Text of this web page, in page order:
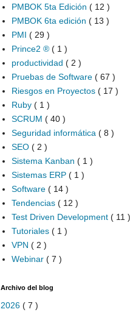
PMBOK 5ta Edición ( 12 )
PMBOK 6ta edición ( 13 )
PMI ( 29 )
Prince2 ® ( 1 )
productividad ( 2 )
Pruebas de Software ( 67 )
Riesgos en Proyectos ( 17 )
Ruby ( 1 )
SCRUM ( 40 )
Seguridad informática ( 8 )
SEO ( 2 )
Sistema Kanban ( 1 )
Sistemas ERP ( 1 )
Software ( 14 )
Tendencias ( 12 )
Test Driven Development ( 11 )
Tutoriales ( 1 )
VPN ( 2 )
Webinar ( 7 )
Archivo del blog
2026 ( 7 )